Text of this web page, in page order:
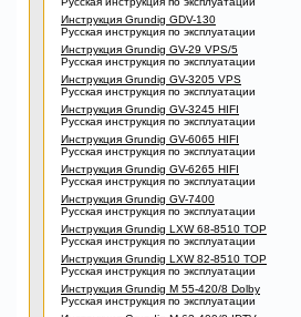
Инструкция Grundig GDV-130
Русская инструкция по эксплуатации
Инструкция Grundig GV-29 VPS/5
Русская инструкция по эксплуатации
Инструкция Grundig GV-3205 VPS
Русская инструкция по эксплуатации
Инструкция Grundig GV-3245 HIFI
Русская инструкция по эксплуатации
Инструкция Grundig GV-6065 HIFI
Русская инструкция по эксплуатации
Инструкция Grundig GV-6265 HIFI
Русская инструкция по эксплуатации
Инструкция Grundig GV-7400
Русская инструкция по эксплуатации
Инструкция Grundig LXW 68-8510 TOP
Русская инструкция по эксплуатации
Инструкция Grundig LXW 82-8510 TOP
Русская инструкция по эксплуатации
Инструкция Grundig M 55-420/8 Dolby
Русская инструкция по эксплуатации